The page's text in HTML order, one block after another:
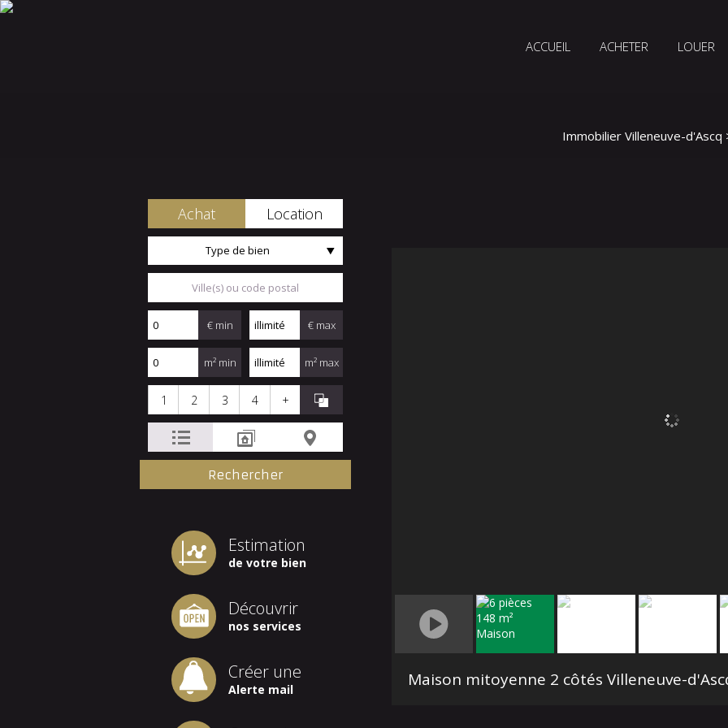
ACCUEIL ACHETER LOUER
Immobilier Villeneuve-d'Ascq
Achat Location
Type de bien
€ min € max
m² min m² max
1 2 3 4 +
Estimation
de votre bien
Découvrir
nos services
Créer une
Alerte mail